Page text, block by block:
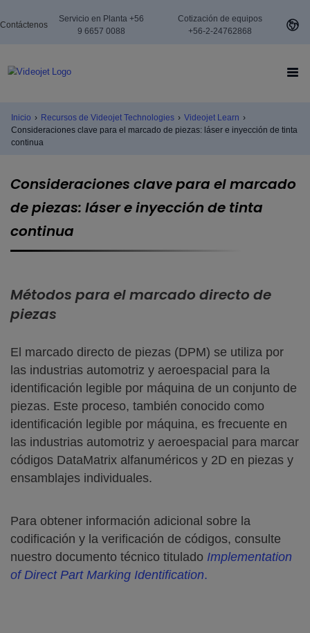
Contáctenos
Servicio en Planta +56
9 6657 0088
Cotización de equipos
+56-2-24762868
Inicio › Recursos de Videojet Technologies › Videojet Learn ›
Consideraciones clave para el marcado de piezas: láser e inyección de tinta
continua
Consideraciones clave para el marcado
de piezas: láser e inyección de tinta
continua
Métodos para el marcado directo de
piezas
El marcado directo de piezas (DPM) se utiliza por
las industrias automotriz y aeroespacial para la
identificación legible por máquina de un conjunto de
piezas. Este proceso, también conocido como
identificación legible por máquina, es frecuente en
las industrias automotriz y aeroespacial para marcar
códigos DataMatrix alfanuméricos y 2D en piezas y
ensamblajes individuales.
Para obtener información adicional sobre la
codificación y la verificación de códigos, consulte
nuestro documento técnico titulado Implementation
of Direct Part Marking Identification.